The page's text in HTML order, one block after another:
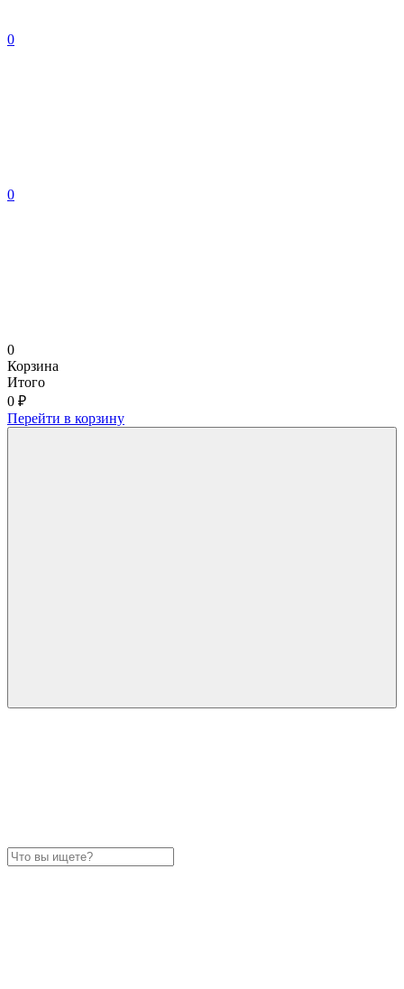
0
0
0
Корзина
Итого
0 ₽
Перейти в корзину